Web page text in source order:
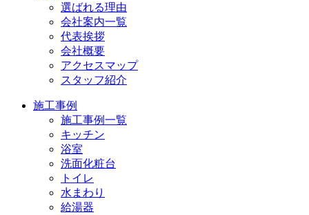
選ばれる理由
会社案内一覧
代表挨拶
会社概要
アクセスマップ
スタッフ紹介
施工事例
施工事例一覧
キッチン
浴室
洗面化粧台
トイレ
水まわり
給湯器